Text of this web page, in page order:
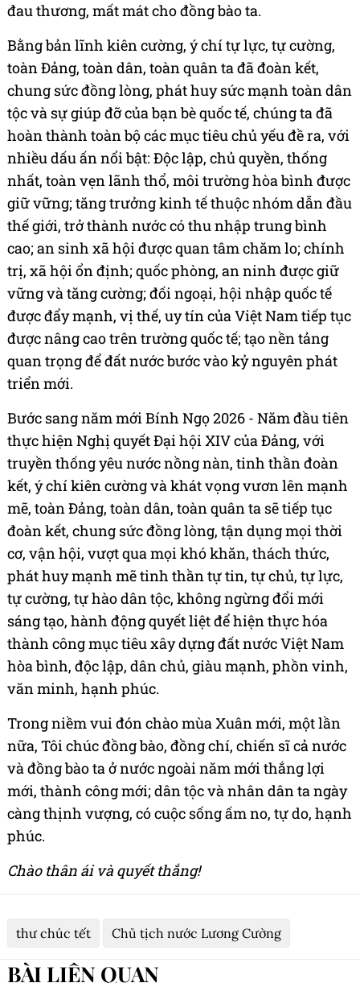
đau thương, mất mát cho đồng bào ta.
Bằng bản lĩnh kiên cường, ý chí tự lực, tự cường,
toàn Đảng, toàn dân, toàn quân ta đã đoàn kết,
chung sức đồng lòng, phát huy sức mạnh toàn dân
tộc và sự giúp đỡ của bạn bè quốc tế, chúng ta đã
hoàn thành toàn bộ các mục tiêu chủ yếu đề ra, với
nhiều dấu ấn nổi bật: Độc lập, chủ quyền, thống
nhất, toàn vẹn lãnh thổ, môi trường hòa bình được
giữ vững; tăng trưởng kinh tế thuộc nhóm dẫn đầu
thế giới, trở thành nước có thu nhập trung bình
cao; an sinh xã hội được quan tâm chăm lo; chính
trị, xã hội ổn định; quốc phòng, an ninh được giữ
vững và tăng cường; đối ngoại, hội nhập quốc tế
được đẩy mạnh, vị thế, uy tín của Việt Nam tiếp tục
được nâng cao trên trường quốc tế; tạo nền tảng
quan trọng để đất nước bước vào kỷ nguyên phát
triển mới.
Bước sang năm mới Bính Ngọ 2026 - Năm đầu tiên
thực hiện Nghị quyết Đại hội XIV của Đảng, với
truyền thống yêu nước nồng nàn, tinh thần đoàn
kết, ý chí kiên cường và khát vọng vươn lên mạnh
mẽ, toàn Đảng, toàn dân, toàn quân ta sẽ tiếp tục
đoàn kết, chung sức đồng lòng, tận dụng mọi thời
cơ, vận hội, vượt qua mọi khó khăn, thách thức,
phát huy mạnh mẽ tinh thần tự tin, tự chủ, tự lực,
tự cường, tự hào dân tộc, không ngừng đổi mới
sáng tạo, hành động quyết liệt để hiện thực hóa
thành công mục tiêu xây dựng đất nước Việt Nam
hòa bình, độc lập, dân chủ, giàu mạnh, phồn vinh,
văn minh, hạnh phúc.
Trong niềm vui đón chào mùa Xuân mới, một lần
nữa, Tôi chúc đồng bào, đồng chí, chiến sĩ cả nước
và đồng bào ta ở nước ngoài năm mới thắng lợi
mới, thành công mới; dân tộc và nhân dân ta ngày
càng thịnh vượng, có cuộc sống ấm no, tự do, hạnh
phúc.
Chào thân ái và quyết thắng!
thư chúc tết Chủ tịch nước Lương Cường
BÀI LIÊN QUAN